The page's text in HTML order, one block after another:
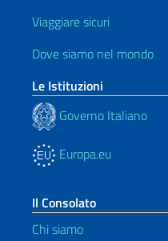
Viaggiare sicuri
Dove siamo nel mondo
Le Istituzioni
Governo Italiano
Europa.eu
Il Consolato
Chi siamo